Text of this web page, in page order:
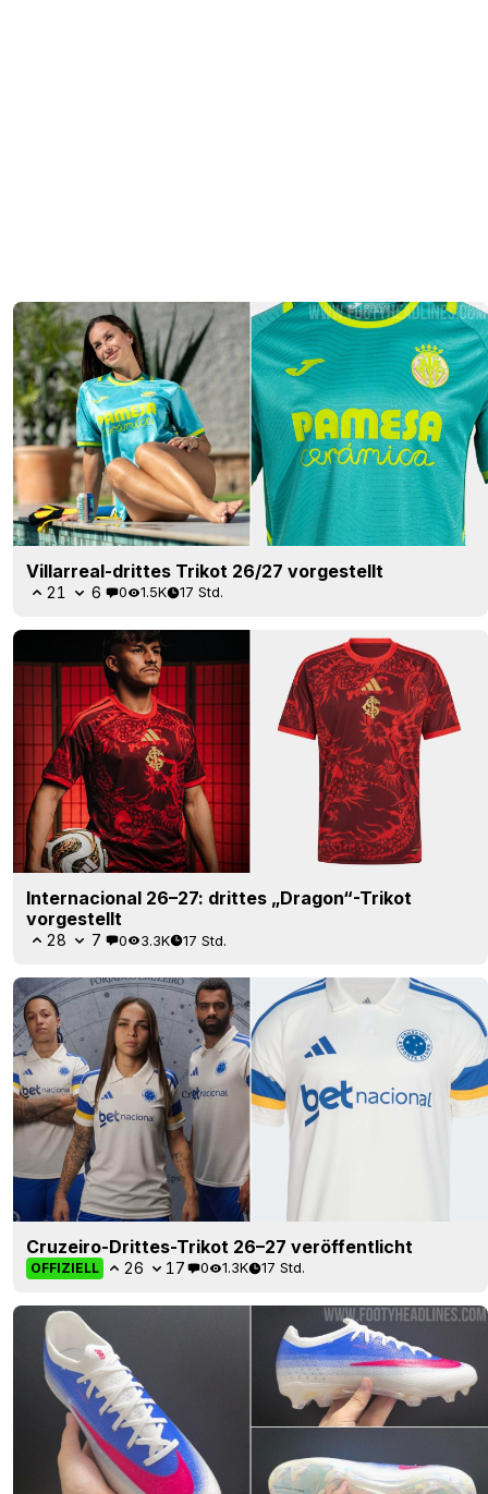
Villarreal-drittes Trikot 26/27 vorgestellt
21 6 0 1.5K 17 Std.
Internacional 26–27: drittes „Dragon“-Trikot
vorgestellt
28 7 0 3.3K 17 Std.
Cruzeiro-Drittes-Trikot 26–27 veröffentlicht
OFFIZIELL 26 17 0 1.3K 17 Std.